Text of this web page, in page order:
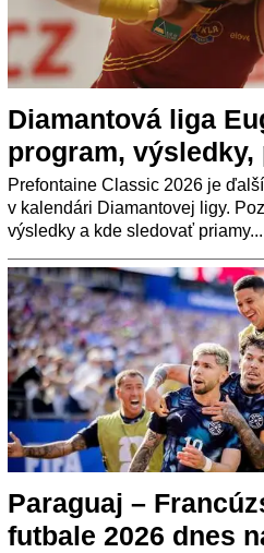
Diamantová liga
program,
Prefontaine Classic 2026 je
v kalendári Diamantovej ligy.
výsledky a kde sledovať priamy...
Paraguaj –
futbale 2026 dnes